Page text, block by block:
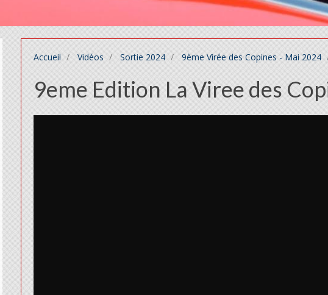
Accueil Vidéos Sortie 2024 9ème Virée des Copines - Mai 2024
9eme Edition La Viree des